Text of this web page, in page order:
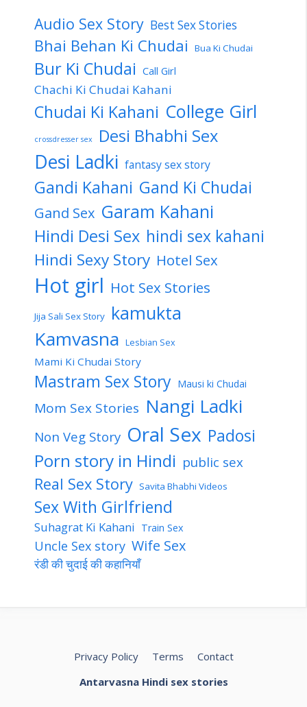
Audio Sex Story Best Sex Stories
Bhai Behan Ki Chudai Bua Ki Chudai
Bur Ki Chudai Call Girl
Chachi Ki Chudai Kahani
Chudai Ki Kahani College Girl
crossdresser sex Desi Bhabhi Sex
Desi Ladki fantasy sex story
Gandi Kahani Gand Ki Chudai
Gand Sex Garam Kahani
Hindi Desi Sex hindi sex kahani
Hindi Sexy Story Hotel Sex
Hot girl Hot Sex Stories
Jija Sali Sex Story kamukta
Kamvasna Lesbian Sex
Mami Ki Chudai Story
Mastram Sex Story Mausi ki Chudai
Mom Sex Stories Nangi Ladki
Non Veg Story Oral Sex Padosi
Porn story in Hindi public sex
Real Sex Story Savita Bhabhi Videos
Sex With Girlfriend
Suhagrat Ki Kahani Train Sex
Uncle Sex story Wife Sex
रंडी की चुदाई की कहानियाँ
Privacy Policy Terms
Contact
Antarvasna Hindi sex stories